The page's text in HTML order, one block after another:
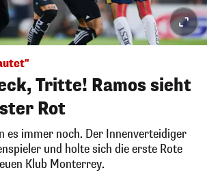
Tritte! Ramos sieht
Rot
es immer noch. Der Innenverteidiger
und holte sich die erste Rote
Klub Monterrey.